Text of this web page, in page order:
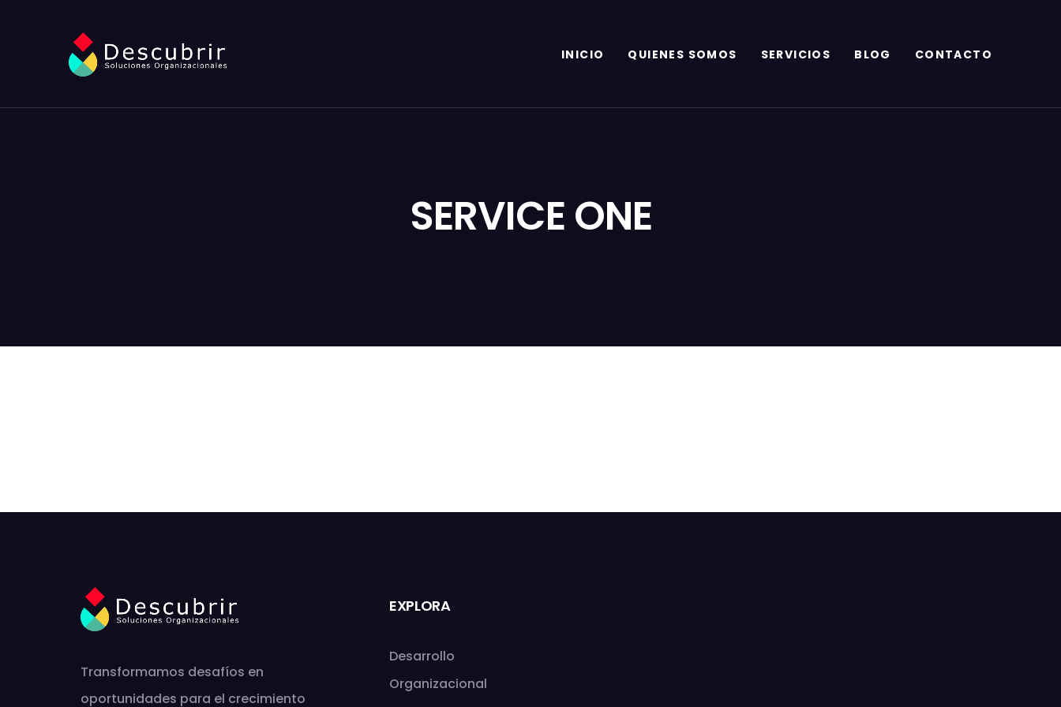
INICIO QUIENES SOMOS SERVICIOS BLOG CONTACTO
SERVICE ONE
Transformamos desafíos en
oportunidades para el crecimiento
EXPLORA
Desarrollo
Organizacional